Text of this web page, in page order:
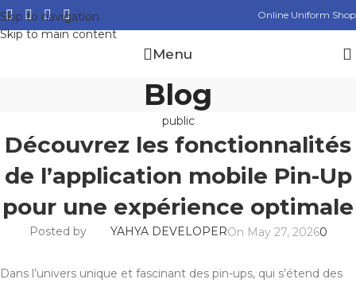
Skip to navigation
Skip to main content
Online Uniform Shop
Menu
Blog
public
Découvrez les fonctionnalités
de l’application mobile Pin-Up
pour une expérience optimale
Posted by YAHYA DEVELOPEROn May 27, 20260
Dans l’univers unique et fascinant des pin-ups, qui s’étend des